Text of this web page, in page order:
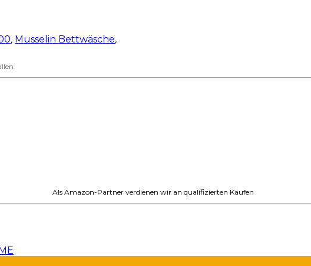
, Musselin Bettwäsche,
Als Amazon-Partner verdienen wir an qualifizierten Käufen